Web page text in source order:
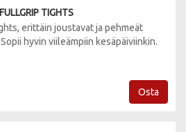
TIGHTS
erittäin joustavat ja pehmeät
hyvin viileämpiin kesäpäiviinkin.
Osta